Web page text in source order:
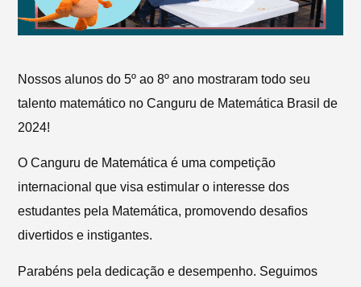
Nossos alunos do 5º ao 8º ano mostraram todo seu
talento matemático no Canguru de Matemática Brasil de
2024!
O Canguru de Matemática é uma competição
internacional que visa estimular o interesse dos
estudantes pela Matemática, promovendo desafios
divertidos e instigantes.
Parabéns pela dedicação e desempenho. Seguimos